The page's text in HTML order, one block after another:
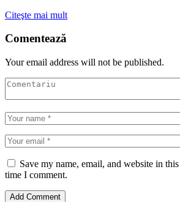
Citeşte mai mult
Comentează
Your email address will not be published.
Save my name, email, and website in
time I comment.